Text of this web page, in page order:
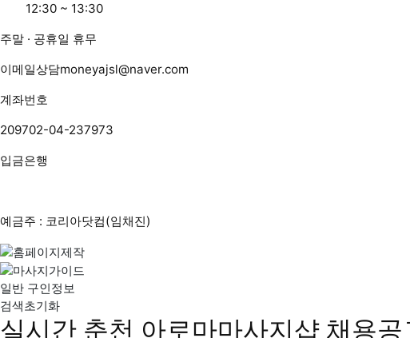
12:30 ~ 13:30
주말 · 공휴일 휴무
이메일상담moneyajsl@naver.com
계좌번호
209702-04-237973
입금은행
예금주 : 코리아닷컴(임채진)
일반 구인정보
검색초기화
실시간 춘천 아로마마사지샵 채용공